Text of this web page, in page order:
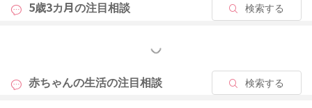
5歳3カ月の注目相談 検索する
もっと見る
赤ちゃんの生活の注目相談 検索する